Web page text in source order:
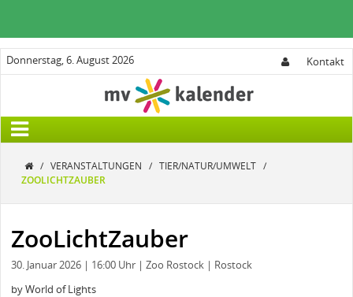
Donnerstag, 6. August 2026 Kontakt
/ VERANSTALTUNGEN / TIER/NATUR/UMWELT /
ZOOLICHTZAUBER
ZooLichtZauber
30. Januar 2026 | 16:00 Uhr | Zoo Rostock | Rostock
by World of Lights